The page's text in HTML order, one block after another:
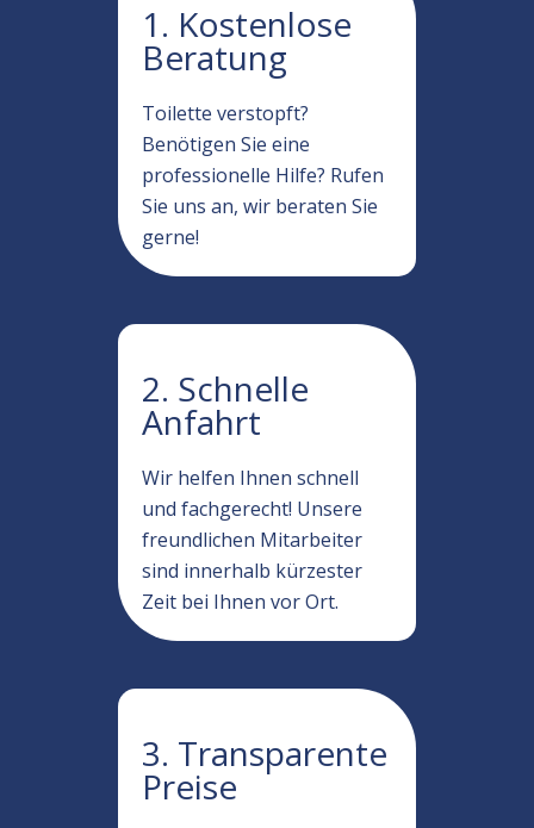
1. Kostenlose
Beratung
Toilette verstopft?
Benötigen Sie eine
professionelle Hilfe? Rufen
Sie uns an, wir beraten Sie
gerne!
2. Schnelle
Anfahrt
Wir helfen Ihnen schnell
und fachgerecht! Unsere
freundlichen Mitarbeiter
sind innerhalb kürzester
Zeit bei Ihnen vor Ort.
3. Transparente
Preise